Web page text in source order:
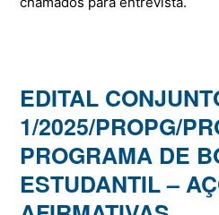
EDITAL
1/2025/PROPG/
PROGRAMA DE
ESTUDANTIL –